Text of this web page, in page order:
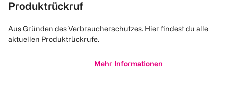
Produktrückruf
Aus Gründen des Verbraucherschutzes. Hier findest du alle
aktuellen Produktrückrufe.
Mehr Informationen